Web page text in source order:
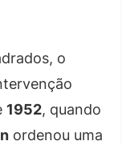
o
1952, quando
ordenou uma